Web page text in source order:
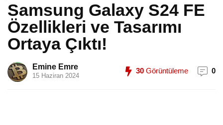
Samsung Galaxy S24 FE
Özellikleri ve Tasarımı
Ortaya Çıktı!
Emine Emre
15 Haziran 2024
30 Görüntüleme 0